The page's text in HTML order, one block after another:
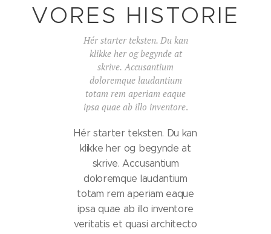
VORES HISTORIE
Hér starter teksten. Du kan
klikke her og begynde at
skrive. Accusantium
doloremque laudantium
totam rem aperiam eaque
ipsa quae ab illo inventore.
Hér starter teksten. Du kan
klikke her og begynde at
skrive. Accusantium
doloremque laudantium
totam rem aperiam eaque
ipsa quae ab illo inventore
veritatis et quasi architecto